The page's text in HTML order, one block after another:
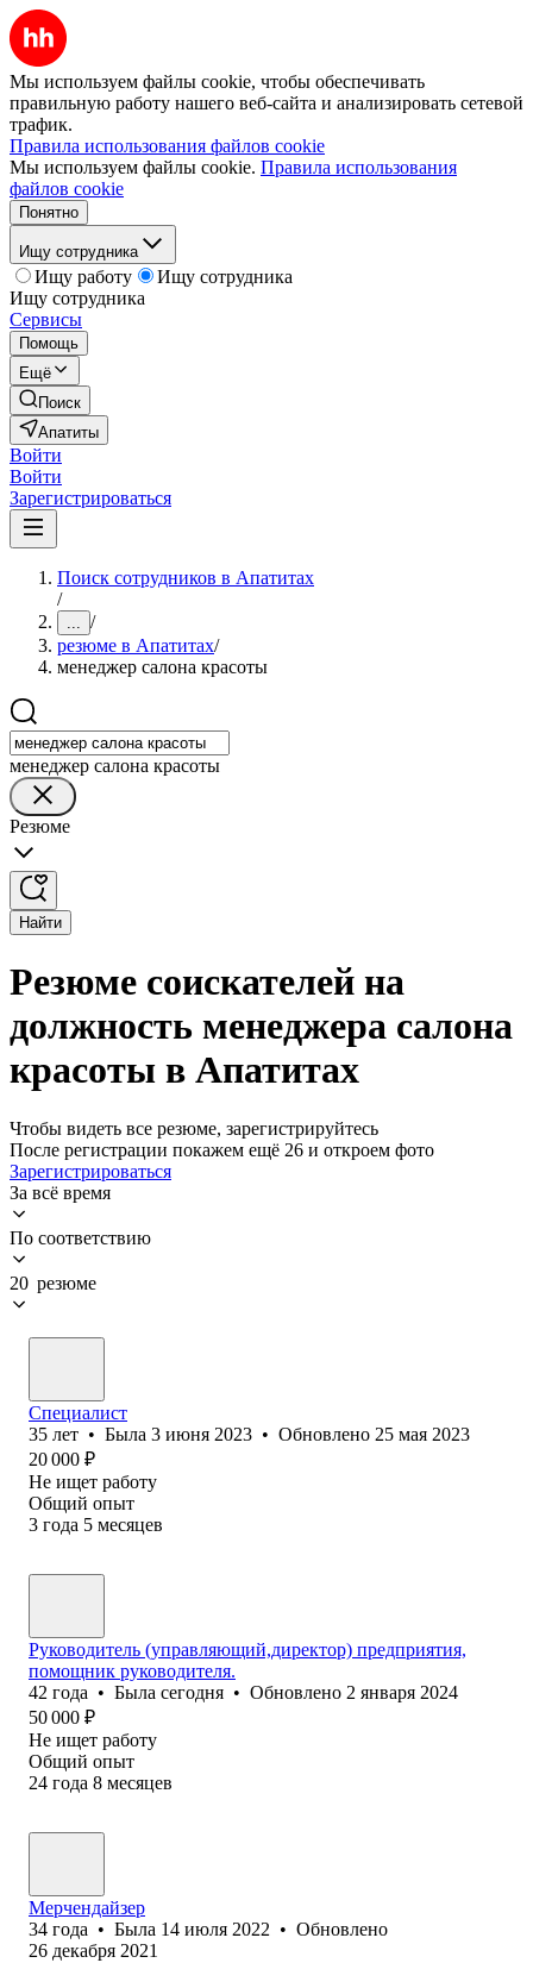
Мы используем файлы cookie, чтобы обеспечивать
правильную работу нашего веб-сайта и анализировать сетевой
трафик.
Правила использования файлов cookie
Мы используем файлы cookie. Правила использования
файлов cookie
Понятно
Ищу сотрудника
Ищу работу
Ищу сотрудника
Ищу сотрудника
Сервисы
Помощь
Ещё
Поиск
Апатиты
Войти
Войти
Зарегистрироваться
Поиск сотрудников в Апатитах
/
... /
резюме в Апатитах/
менеджер салона красоты
менеджер салона красоты
Резюме
Найти
Резюме соискателей на
должность менеджера салона
красоты в Апатитах
Чтобы видеть все резюме, зарегистрируйтесь
После регистрации покажем ещё 26 и откроем фото
Зарегистрироваться
За всё время
По соответствию
20 резюме
Специалист
35 лет • Была 3 июня 2023 • Обновлено 25 мая 2023
20 000 ₽
Не ищет работу
Общий опыт
3 года 5 месяцев
Руководитель (управляющий,директор) предприятия,
помощник руководителя.
42 года • Была сегодня • Обновлено 2 января 2024
50 000 ₽
Не ищет работу
Общий опыт
24 года 8 месяцев
Мерчендайзер
34 года • Была 14 июля 2022 • Обновлено
26 декабря 2021